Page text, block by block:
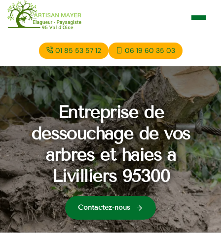
01 85 53 57 12 06 19 60 35 03
Entreprise de
dessouchage de vos
arbres et haies à
Livilliers 95300
Contactez-nous